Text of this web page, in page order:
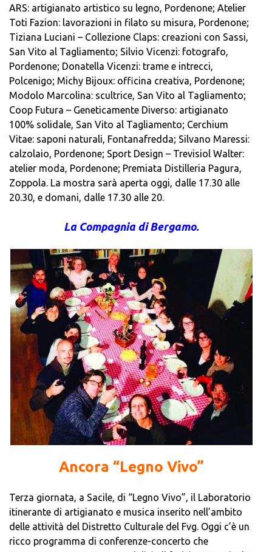
ARS: artigianato artistico su legno, Pordenone; Atelier
Toti Fazion: lavorazioni in filato su misura, Pordenone;
Tiziana Luciani – Collezione Claps: creazioni con Sassi,
San Vito al Tagliamento; Silvio Vicenzi: fotografo,
Pordenone; Donatella Vicenzi: trame e intrecci,
Polcenigo; Michy Bijoux: officina creativa, Pordenone;
Modolo Marcolina: scultrice, San Vito al Tagliamento;
Coop Futura – Geneticamente Diverso: artigianato
100% solidale, San Vito al Tagliamento; Cerchium
Vitae: saponi naturali, Fontanafredda; Silvano Maressi:
calzolaio, Pordenone; Sport Design – Trevisiol Walter:
atelier moda, Pordenone; Premiata Distilleria Pagura,
Zoppola. La mostra sarà aperta oggi, dalle 17.30 alle
20.30, e domani, dalle 17.30 alle 20.
La Compagnia di Bergamo.
Ancora “Legno Vivo”
Terza giornata, a Sacile, di “Legno Vivo”, il Laboratorio
itinerante di artigianato e musica inserito nell’ambito
delle attività del Distretto Culturale del Fvg. Oggi c’è un
ricco programma di conferenze-concerto che